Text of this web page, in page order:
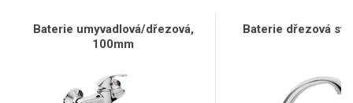
Baterie umyvadlová/dřezová,
100mm
Baterie dřezová